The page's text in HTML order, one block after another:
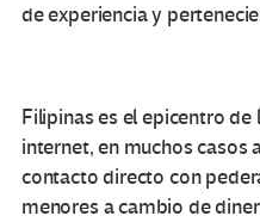
de experiencia y
Filipinas es el epicentro
internet, en muchos casos
contacto directo con
menores a cambio de